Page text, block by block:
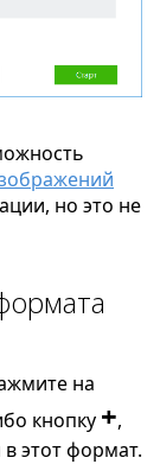
но это не
на
кнопку +,
этот формат.